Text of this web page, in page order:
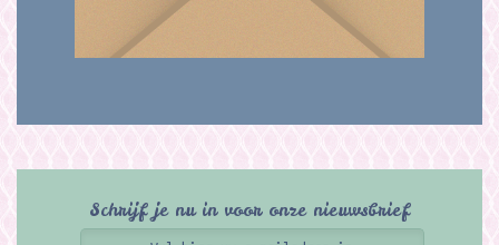
Schrijf je nu in voor onze nieuwsbrief